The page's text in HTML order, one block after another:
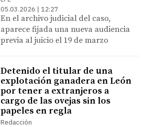
05.03.2026 | 12:27
En el archivo judicial del caso,
aparece fijada una nueva audiencia
previa al juicio el 19 de marzo
Detenido el titular de una
explotación ganadera en León
por tener a extranjeros a
cargo de las ovejas sin los
papeles en regla
Redacción